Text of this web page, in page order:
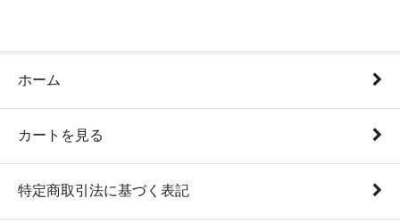
ホーム
カートを見る
特定商取引法に基づく表記